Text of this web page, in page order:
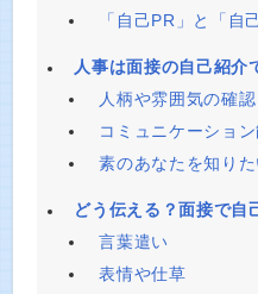
「自己PR」と「自
人事は面接の自己紹介
人柄や雰囲気の確認
コミュニケーショ
素のあなたを知りた
どう伝える？面接で自
言葉遣い
表情や仕草